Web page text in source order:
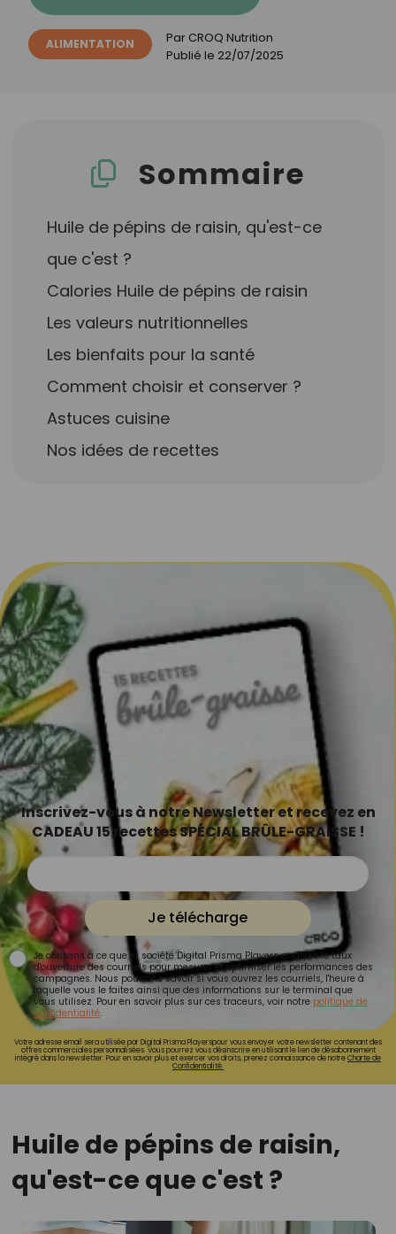
ALIMENTATION Par CROQ Nutrition
Publié le 22/07/2025
Sommaire
Huile de pépins de raisin, qu'est-ce
que c'est ?
Calories Huile de pépins de raisin
Les valeurs nutritionnelles
Les bienfaits pour la santé
Comment choisir et conserver ?
Astuces cuisine
Nos idées de recettes
Inscrivez-vous à notre Newsletter et recevez en
CADEAU 15 recettes SPÉCIAL BRÛLE-GRAISSE !
Je télécharge
Je consens à ce que la société Digital Prisma Players analyse le taux
d'ouverture des courriels pour mesurer et optimiser les performances des
campagnes. Nous pourrons savoir si vous ouvrez les courriels, l'heure à
laquelle vous le faites ainsi que des informations sur le terminal que
vous utilisez. Pour en savoir plus sur ces traceurs, voir notre politique de
confidentialité.
Votre adresse email sera utilisée par Digital Prisma Playerspour vous envoyer votre newsletter contenant des
offres commerciales personnalisées. Vous pourrez vous désinscrire en utilisant le lien de désabonnement
intégré dans la newsletter. Pour en savoir plus et exercer vos droits, prenez connaissance de notreCharte de
Confidentialité.
Huile de pépins de raisin,
qu'est-ce que c'est ?